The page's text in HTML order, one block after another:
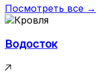
Посмотреть все →
Водосток